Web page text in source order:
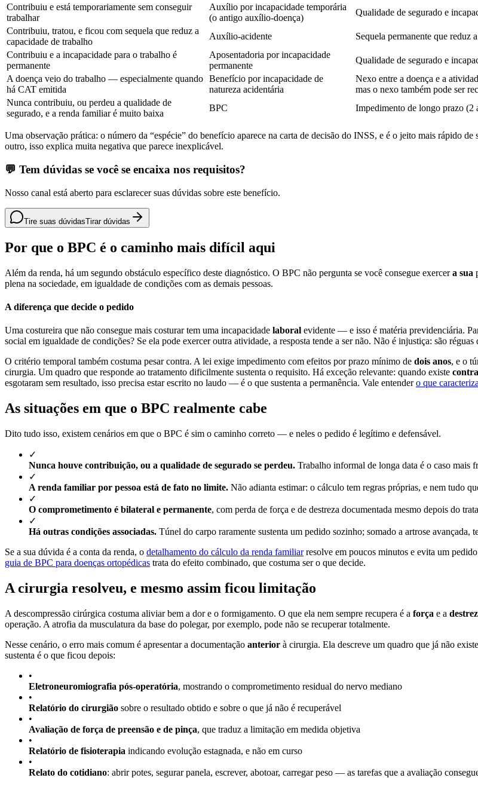
Contribuiu e está temporariamente sem conseguir
trabalhar
Auxílio por incapacidade temporária
(o antigo auxílio-doença)
Qualidade de segurado e
Contribuiu, tratou, e ficou com sequela que reduz a
capacidade de trabalho
Auxílio-acidente Sequela permanente que reduz
Contribuiu e a incapacidade para o trabalho é
permanente
Aposentadoria por incapacidade
permanente
Qualidade de segurado e
A doença veio do trabalho — especialmente quando
há CAT emitida
Benefício por incapacidade de
natureza acidentária
Nexo entre a doença e a
mas o nexo também pode ser
Nunca contribuiu, ou perdeu a qualidade de
segurado, e a renda familiar é muito baixa
BPC Impedimento de longo prazo (2
Uma observação prática: o número da “espécie” do benefício aparece na carta de decisão do INSS, e é o jeito mais rápido
outro, isso explica muita negativa que parece inexplicável.
💬 Tem dúvidas se você se encaixa nos requisitos?
Nosso canal está aberto para esclarecer suas dúvidas sobre este benefício.
Tire suas dúvidasTirar dúvidas
Por que o BPC é o caminho mais difícil aqui
Além da renda, há um segundo obstáculo específico deste diagnóstico. O BPC não pergunta se você consegue exercera sua
plena na sociedade, em igualdade de condições com as demais pessoas.
A diferença que decide o pedido
Uma costureira que não consegue mais costurar tem uma incapacidade laboral evidente — e isso é matéria previdenciária.
social em igualdade de condições? Se ela pode exercer outra atividade, a resposta tende a ser não. Não é injustiça: são
O critério temporal também costuma pesar contra. A lei exige impedimento com efeitos por prazo mínimo de dois anos, e o
cirurgia. Um quadro que responde ao tratamento dificilmente sustenta o requisito. Há exceção relevante: quando existe
esgotaram sem resultado, isso precisa estar escrito no laudo — é o que sustenta a permanência. Vale entender o que
As situações em que o BPC realmente cabe
Dito tudo isso, existem cenários em que o BPC é sim o caminho correto — e neles o pedido é legítimo e defensável.
✓
Nunca houve contribuição, ou a qualidade de segurado se perdeu. Trabalho informal de longa data é o caso mais
✓
A renda familiar por pessoa está de fato no limite. Não adianta estimar: o cálculo tem regras próprias, e nem tudo
✓
O comprometimento é bilateral e permanente, com perda de força e de destreza documentada mesmo depois do
✓
Há outras condições associadas. Túnel do carpo raramente sustenta um pedido sozinho; somado a artrose
Se a sua dúvida é a conta da renda, o detalhamento do cálculo da renda familiar resolve em poucos minutos e evita um
guia de BPC para doenças ortopédicas trata do efeito combinado, que costuma ser o que decide.
A cirurgia resolveu, e mesmo assim ficou limitação
A descompressão cirúrgica costuma aliviar bem a dor e o formigamento. O que ela nem sempre recupera é a força e a
operação. A atrofia da musculatura da base do polegar, por exemplo, pode não se recuperar totalmente.
Nesse cenário, o erro mais comum é apresentar a documentação anterior à cirurgia. Ela descreve um quadro que já não
sustenta é o que ficou depois:
•
Eletroneuromiografia pós-operatória, mostrando o comprometimento residual do nervo mediano
•
Relatório do cirurgião sobre o resultado obtido e sobre o que já não é recuperável
•
Avaliação de força de preensão e de pinça, que traduz a limitação em medida objetiva
•
Relatório de fisioterapia indicando evolução estagnada, e não em curso
•
Relato do cotidiano: abrir potes, segurar panela, escrever, abotoar, carregar peso — as tarefas que a avaliação